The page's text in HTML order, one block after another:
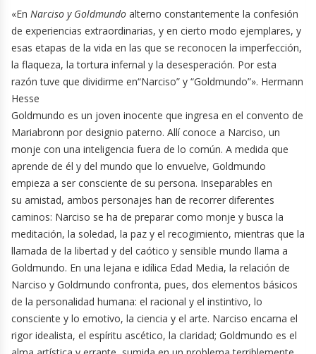
«En Narciso y Goldmundo alterno constantemente la confesión
de experiencias extraordinarias, y en cierto modo ejemplares, y
esas etapas de la vida en las que se reconocen la imperfección,
la flaqueza, la tortura infernal y la desesperación. Por esta
razón tuve que dividirme en“Narciso” y “Goldmundo”». Hermann
Hesse
Goldmundo es un joven inocente que ingresa en el convento de
Mariabronn por designio paterno. Allí conoce a Narciso, un
monje con una inteligencia fuera de lo común. A medida que
aprende de él y del mundo que lo envuelve, Goldmundo
empieza a ser consciente de su persona. Inseparables en
su amistad, ambos personajes han de recorrer diferentes
caminos: Narciso se ha de preparar como monje y busca la
meditación, la soledad, la paz y el recogimiento, mientras que la
llamada de la libertad y del caótico y sensible mundo llama a
Goldmundo. En una lejana e idílica Edad Media, la relación de
Narciso y Goldmundo confronta, pues, dos elementos básicos
de la personalidad humana: el racional y el instintivo, lo
consciente y lo emotivo, la ciencia y el arte. Narciso encarna el
rigor idealista, el espíritu ascético, la claridad; Goldmundo es el